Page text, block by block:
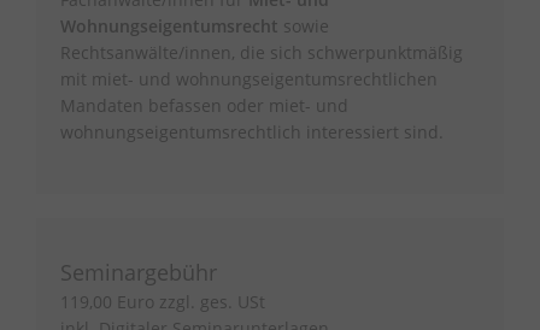
Wohnungseigentumsrecht sowie
Rechtsanwälte/innen, die sich schwerpunktmäßig
mit miet- und wohnungseigentumsrechtlichen
Mandaten befassen oder miet- und
wohnungseigentumsrechtlich interessiert sind.
Seminargebühr
119,00 Euro zzgl. ges. USt